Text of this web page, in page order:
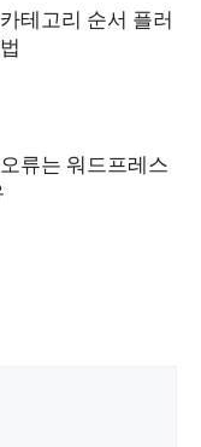
테고리 순서 플러
류는 워드프레스